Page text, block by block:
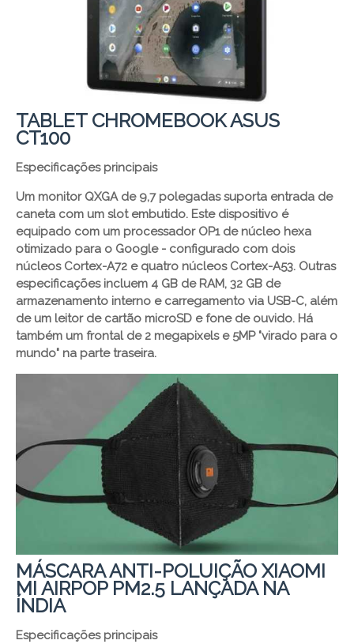
TABLET CHROMEBOOK ASUS
CT100
Especificações principais
Um monitor QXGA de 9,7 polegadas suporta entrada de
caneta com um slot embutido. Este dispositivo é
equipado com um processador OP1 de núcleo hexa
otimizado para o Google - configurado com dois
núcleos Cortex-A72 e quatro núcleos Cortex-A53. Outras
especificações incluem 4 GB de RAM, 32 GB de
armazenamento interno e carregamento via USB-C, além
de um leitor de cartão microSD e fone de ouvido. Há
também um frontal de 2 megapixels e 5MP "virado para o
mundo" na parte traseira.
MÁSCARA ANTI-POLUIÇÃO XIAOMI
MI AIRPOP PM2.5 LANÇADA NA
ÍNDIA
Especificações principais